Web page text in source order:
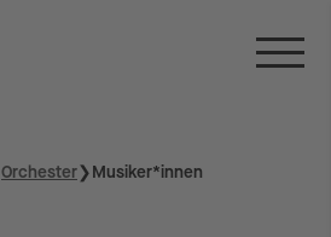
Orchester❯Musiker*innen